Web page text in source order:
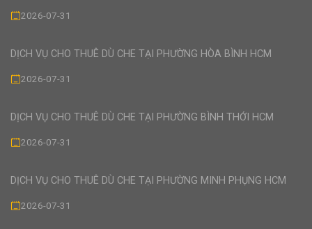
2026-07-31
DỊCH VỤ CHO THUÊ DÙ CHE TẠI PHƯỜNG HÒA BÌNH HCM
2026-07-31
DỊCH VỤ CHO THUÊ DÙ CHE TẠI PHƯỜNG BÌNH THỚI HCM
2026-07-31
DỊCH VỤ CHO THUÊ DÙ CHE TẠI PHƯỜNG MINH PHỤNG HCM
2026-07-31